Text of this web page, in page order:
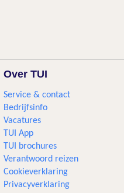
Over TUI
Service & contact
Bedrijfsinfo
Vacatures
TUI App
TUI brochures
Verantwoord reizen
Cookieverklaring
Privacyverklaring